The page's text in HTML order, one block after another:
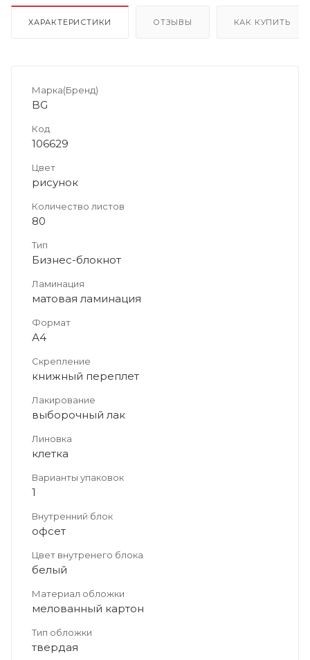
ХАРАКТЕРИСТИКИ ОТЗЫВЫ КАК КУПИТЬ
Марка(Бренд)
BG
Код
106629
Цвет
рисунок
Количество листов
80
Тип
Бизнес-блокнот
Ламинация
матовая ламинация
Формат
А4
Скрепление
книжный переплет
Лакирование
выборочный лак
Линовка
клетка
Варианты упаковок
1
Внутренний блок
офсет
Цвет внутренего блока
белый
Материал обложки
мелованный картон
Тип обложки
твердая